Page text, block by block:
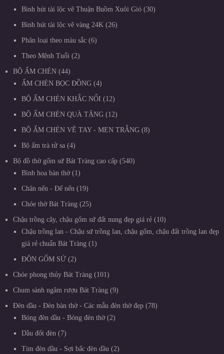
Bình hút tài lộc vẽ Thuận Buồm Xuôi Gió 30
Bình hút tài lộc vẽ vàng 24K 26
Phân loại theo màu sắc 6
Theo Mệnh Tuổi 2
BỘ ẤM CHÉN
44
ẤM CHÉN BỌC ĐỒNG
4
BỘ ẤM CHÉN KHẮC NỔI 12
BỘ ẤM CHÉN QUÀ TẶNG 12
BỘ ẤM CHÉN VẼ TAY - MEN TRẮNG 8
Bộ ấm trà tử sa 4
Bộ đồ thờ gốm sứ Bát Tràng cao cấp
540
Bình hoa bàn thờ
1
Chân nến - Đế nến 19
Chóe thờ Bát Tràng 25
Chậu trồng cây, chậu gốm sứ đất nung đẹp giá rẻ
10
Chậu trồng lan - Chậu sứ trồng lan, chậu gốm, chậu đất trồng lan đẹp
giá rẻ chuẩn Bát Tràng
1
ĐÔN GỐM SỨ 2
Chóe phong thủy Bát Tràng 101
Chum sành ngâm rượu Bát Tràng 9
Đèn dầu - Đèn bàn thờ - Các mẫu đèn thờ đẹp
78
Bóng đèn dầu - Bóng đèn thờ
2
Dầu đốt đèn 7
Tim đèn dầu - Sợi bấc đèn dầu 2